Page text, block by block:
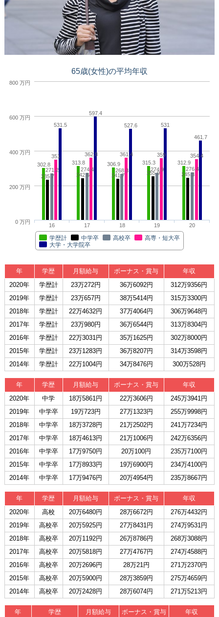
65歳(女性)の平均年収
302.8 313.8 306.9 315.3 312.9
235.7 242.6 241.7 255.9 245.3
271.2 274.4 268.3 274.9 276.4
351 362.8 361.4 359 354.4
531.5
597.4
527.6 531
461.7
学歴計 中学卒 高校卒
高専・短大卒
大学・大学院卒
16 17 18 19 20
0 万円
200 万円
400 万円
600 万円
800 万円
年 学歴 月額給与 ボーナス・賞与
年収
2020年
学歴計 23万272円 36万6092円
312万9356円
2019年
学歴計 23万657円 38万5414円
315万3300円
2018年
学歴計 22万4632円 37万4064円
306万9648円
2017年
学歴計 23万980円 36万6544円
313万8304円
2016年
学歴計 22万3031円 35万1625円
302万8000円
2015年
学歴計 23万1283円 36万8207円
314万3598円
2014年
学歴計 22万1004円 34万8476円 300万528円
年 学歴 月額給与 ボーナス・賞与
年収
2020年
中学 18万5861円 22万3606円
245万3941円
2019年
中学卒 19万723円 27万1323円
255万9998円
2018年
中学卒 18万3728円 21万2502円
241万7234円
2017年
中学卒 18万4613円 21万1006円
242万6356円
2016年
中学卒 17万9750円 20万100円
235万7100円
2015年
中学卒 17万8933円 19万6900円
234万4100円
2014年
中学卒 17万9476円 20万4954円 235万8667円
年 学歴 月額給与 ボーナス・賞与
年収
2020年
高校 20万6480円 28万6672円
276万4432円
2019年
高校卒 20万5925円 27万8431円
274万9531円
2018年
高校卒 20万1192円 26万8786円
268万3088円
2017年
高校卒 20万5818円 27万4767円
274万4588円
2016年
高校卒 20万2696円 28万21円
271万2370円
2015年
高校卒 20万5900円 28万3859円
275万4659円
2014年
高校卒 20万2428円 28万6074円 271万5213円
年 学歴 月額給与 ボーナス・賞与
年収